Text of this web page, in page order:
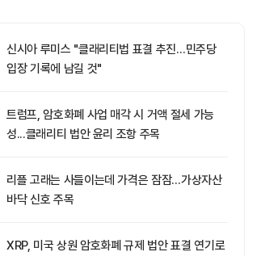
신시아 루미스 "클래리티법 표결 추진…민주당
입장 기록에 남길 것"
트럼프, 암호화폐 사업 매각 시 거액 절세 가능
성...클래리티 법안 윤리 조항 주목
리플 고래는 사들이는데 가격은 잠잠…가상자산
바닥 신호 주목
XRP, 미국 상원 암호화폐 규제 법안 표결 연기로